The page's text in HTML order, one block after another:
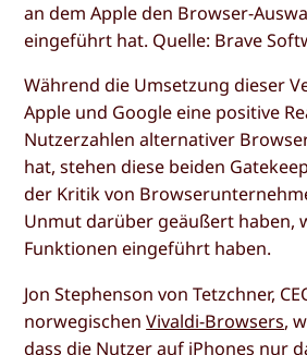
an dem Apple den Browser-
eingeführt hat. Quelle: Brave
Während die Umsetzung dieser
Apple und Google eine positive
Nutzerzahlen alternativer
hat, stehen diese beiden
der Kritik von
Unmut darüber geäußert haben,
Funktionen eingeführt haben.
Jon Stephenson von Tetzchner,
norwegischenVivaldi-Browsers,
dass die Nutzer auf iPhones nur